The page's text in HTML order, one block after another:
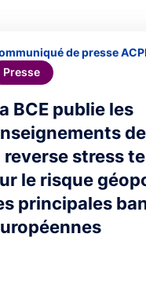
de presse
Presse
BCE publie les
reverse stress
le risque
principales